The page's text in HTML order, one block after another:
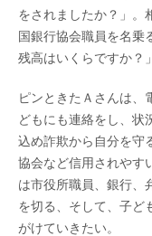
をされましたか？」。
国銀行協会職員を名乗
残高はいくらですか？
ピンときたＡさんは、
どもにも連絡をし、状
込め詐欺から自分を守
協会など信用されやす
は市役所職員、銀行、
を切る、そして、子ど
がけていきたい。